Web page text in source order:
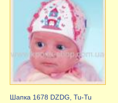
Шапка 1678 DZDG, Tu-Tu